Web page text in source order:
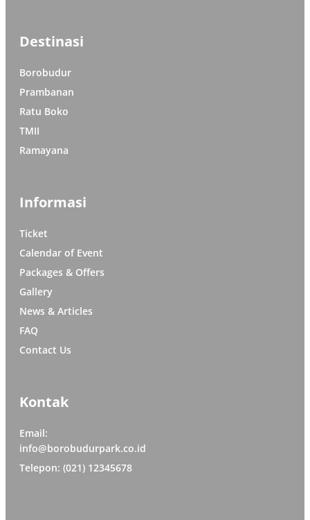
Destinasi
Borobudur
Prambanan
Ratu Boko
TMII
Ramayana
Informasi
Ticket
Calendar of Event
Packages & Offers
Gallery
News & Articles
FAQ
Contact Us
Kontak
Email:
info@borobudurpark.co.id
Telepon: (021) 12345678